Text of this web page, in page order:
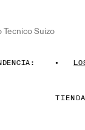
Tecnico Suizo
LOS
TIENDA